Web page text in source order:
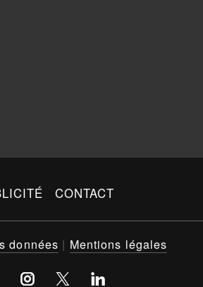
CONTACT
données | Mentions légales